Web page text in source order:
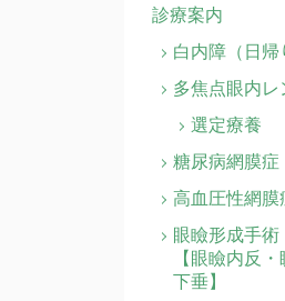
診療案内
白内障（日帰
多焦点眼内レ
選定療養
糖尿病網膜症
高血圧性網膜
眼瞼形成手術
【眼瞼内反
下垂】